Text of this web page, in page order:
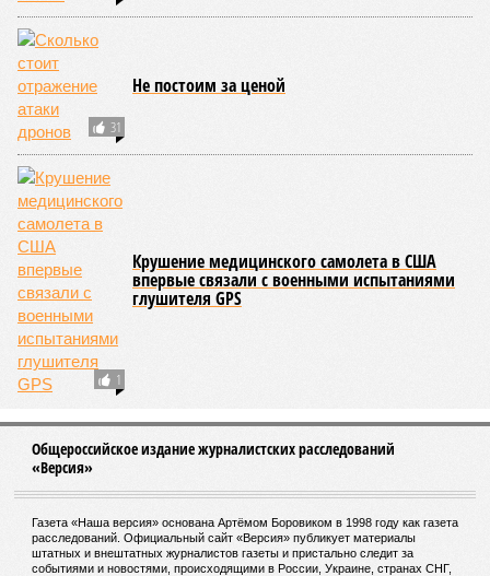
старение, но сами по себе они не могут объяснить
наблюдаемую смертность, –
соавтора исследования
сотрудника Центра био- и медицинских технологий
Сколтеха и старшего научного сотрудника AIRI. –
означает, что другие механизмы старения, такие как
потеря протеостаза, митохондриальная дисфункция или
эпигенетические изменения, вносят сопоставимый вклад
в ограничение продолжительности жизни».
Впрочем, исключение соматических мутаций в любом
случае сильно бы продлило человеческую жизнь. Но как
их исключить? Ведь всё это зависит от множества
вводных, от обычных ошибок при делении клеток до
стрессовых факторов, состояния окружающей среды и
воздействия вирусов. На этот вопрос ответа у учёных из
Сколкова нет. Во всяком случае, пока нет.
Кстати
Самым долгоживущим человеком на Земле остаётся
француженка Жанна Кальман, родившаяся 21 февраля
1875 года в Арле и там же скончавшаяся 4 августа
1997-го, – на момент смерти ей было 122 года и 164
дня.